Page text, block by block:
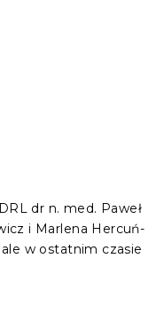
dr n. med. Paweł
i Marlena Hercuń-
w ostatnim czasie